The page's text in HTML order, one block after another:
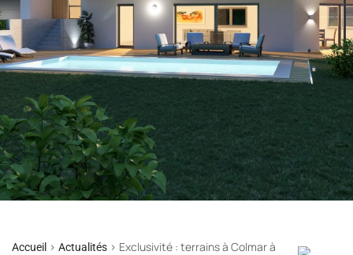
Accueil > Actualités > Exclusivité : terrains à Colmar à